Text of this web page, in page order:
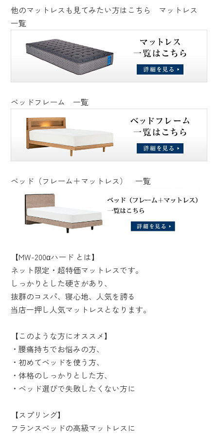
他のマットレスも見てみたい方はこちら マットレス
一覧
ベッドフレーム 一覧
ベッド（フレーム＋マットレス） 一覧
【MW-200αハード とは】
ネット限定・超特価マットレスです。
しっかりとした硬さがあり、
抜群のコスパ、寝心地、人気を誇る
当店一押し人気マットレスとなります。
【このような方にオススメ】
・腰痛持ちでお悩みの方、
・初めてベッドを使う方、
・体格のしっかりとした方、
・ベッド選びで失敗したくない方に
【スプリング】
フランスベッドの高級マットレスに